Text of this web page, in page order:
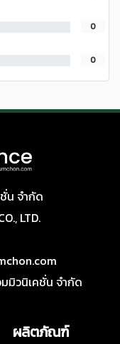
0
0
น จำกัด
LTD.
มิวนิเคชั่น จำกัด
ผลิตภัณฑ์